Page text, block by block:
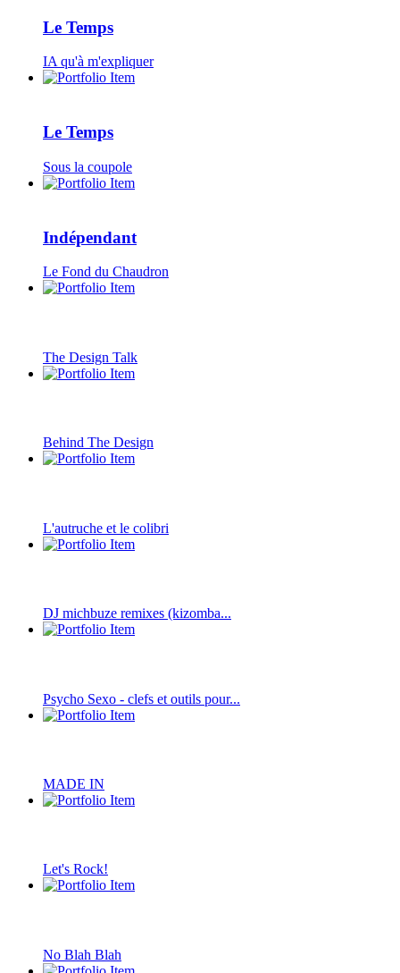
Le Temps
IA qu'à m'expliquer
Le Temps
Sous la coupole
Indépendant
Le Fond du Chaudron
The Design Talk
Behind The Design
L'autruche et le colibri
DJ michbuze remixes (kizomba...
Psycho Sexo - clefs et outils pour...
MADE IN
Let's Rock!
No Blah Blah